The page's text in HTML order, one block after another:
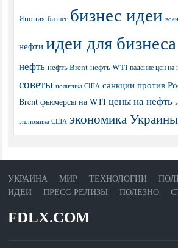
Япония бизнес бизнес идеи
нефти идеи для бизнеса
нефть нефть Brent нефть WTI падение цен на
советы политика США санкции против
Brent фьючерсы на WTI цены на нефть
экономика США экономика Украины
УКРАИНА МИР ТЕХНОЛОГИИ
ИДЕИ
ПРЕСС-РЕЛИЗЫ ПОЛЕЗНО
FDLX.COM